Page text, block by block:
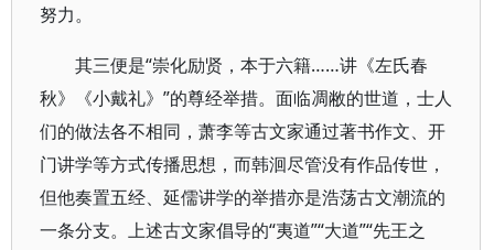
努力。
其三便是“崇化励贤，本于六籍……讲《左氏春
秋》《小戴礼》”的尊经举措。面临凋敝的世道，士人
们的做法各不相同，萧李等古文家通过著书作文、开
门讲学等方式传播思想，而韩洄尽管没有作品传世，
但他奏置五经、延儒讲学的举措亦是浩荡古文潮流的
一条分支。上述古文家倡导的“夷道”“大道”“先王之